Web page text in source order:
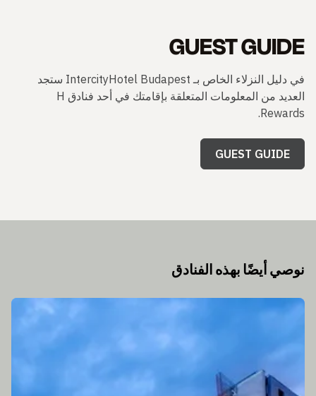
GUEST GUIDE
في دليل النزلاء الخاص بـ IntercityHotel Budapest ستجد
العديد من المعلومات المتعلقة بإقامتك في أحد فنادق H
Rewards.
GUEST GUIDE
نوصي أيضًا بهذه الفنادق